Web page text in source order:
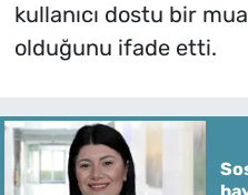
kullanıcı dostu bir
olduğunu ifade etti.